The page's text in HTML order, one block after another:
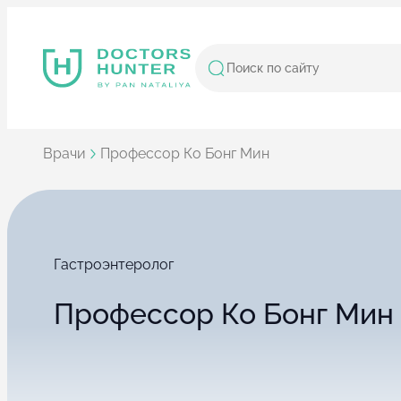
Врачи Профессор Ко Бонг Мин
Гастроэнтеролог
Профессор Ко Бонг Мин